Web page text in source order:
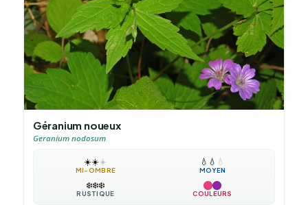
Géranium noueux
Geranium nodosum
☀️☀️☀️
MI-OMBRE
💧 💧 💧
MOYEN
❄️❄️❄️
RUSTIQUE COULEURS